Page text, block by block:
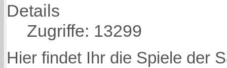
Details
Zugriffe: 13299
Hier findet Ihr die Spiele der